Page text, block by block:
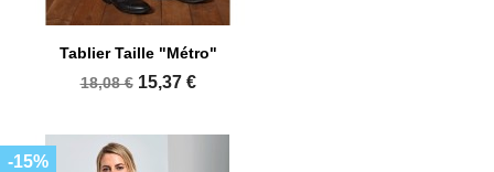
Tablier Taille "Métro"
18,08 € 15,37 €
-15%